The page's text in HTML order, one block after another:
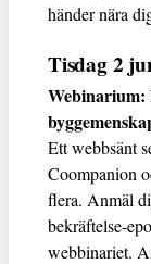
händer nära
Tisdag 2
Webinarium:
Ett webbsänt
Coompanion
flera. Anmäl
bekräftelse-
webbinariet.